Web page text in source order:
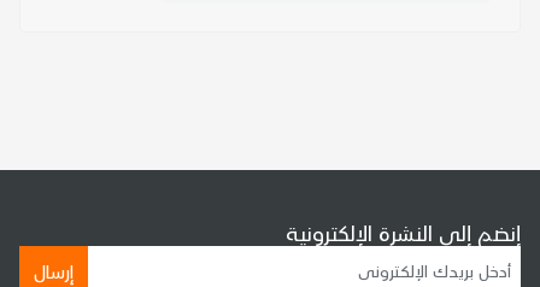
إنضم إلى النشرة الإلكترونية
إرسال